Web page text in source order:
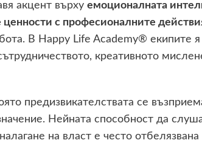
акцент върху емоционалната
ценности с професионалните
В Happy Life Academy® екипите
креативното
предизвикателствата се
Нейната способност да
на власт е често